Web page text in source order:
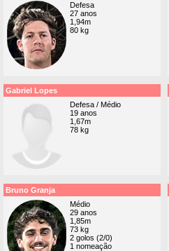
Defesa
27 anos
1,94m
80 kg
Gabriel Lopes
Defesa / Médio
19 anos
1,67m
78 kg
Bruno Granja
Médio
29 anos
1,85m
73 kg
2 golos (2/0)
1 nomeação